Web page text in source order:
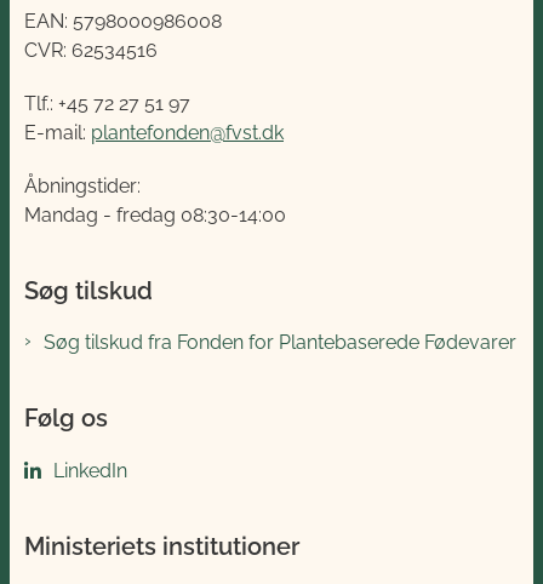
EAN: 5798000986008
CVR: 62534516
Tlf.: +45 72 27 51 97
E-mail: plantefonden@fvst.dk
Åbningstider:
Mandag - fredag 08:30-14:00
Søg tilskud
Søg tilskud fra Fonden for Plantebaserede Fødevarer
Følg os
LinkedIn
Ministeriets institutioner